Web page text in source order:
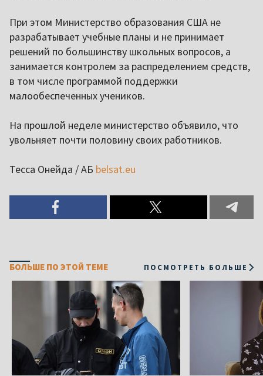
При этом Министерство образования США не
разрабатывает учебные планы и не принимает
решений по большинству школьных вопросов, а
занимается контролем за распределением средств,
в том числе программой поддержки
малообеспеченных учеников.
На прошлой неделе министерство объявило, что
увольняет почти половину своих работников.
Тесса Онейда / АБ belsat.eu
БОЛЬШЕ ПО ЭТОЙ ТЕМЕ ПОСМОТРЕТЬ БОЛЬШЕ